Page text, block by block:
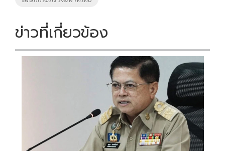
ข่าวที่เกี่ยวข้อง